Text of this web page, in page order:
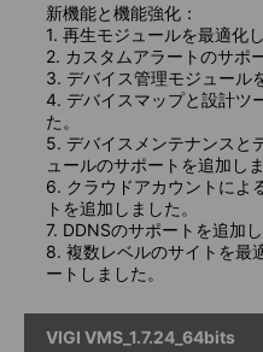
新機能と機能強化：
1. 再生モジュールを最適化し
2. カスタムアラートのサポ
3. デバイス管理モジュール
4. デバイスマップと設計ツ
た。
5. デバイスメンテナンスと
ュールのサポートを追加しま
6. クラウドアカウントによ
トを追加しました。
7. DDNSのサポートを追加し
8. 複数レベルのサイトを最
ートしました。
VIGI VMS_1.7.24_64bits